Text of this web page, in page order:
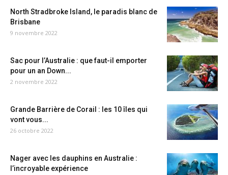
North Stradbroke Island, le paradis blanc de
Brisbane
9 novembre 2022
Sac pour l’Australie : que faut-il emporter
pour un an Down...
2 novembre 2022
Grande Barrière de Corail : les 10 îles qui
vont vous...
26 octobre 2022
Nager avec les dauphins en Australie :
l’incroyable expérience